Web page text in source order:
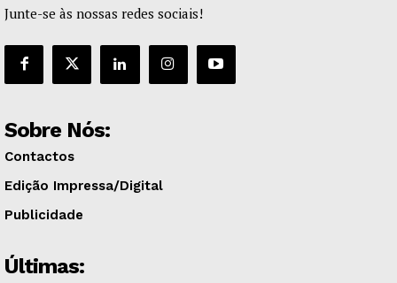
Junte-se às nossas redes sociais!
Sobre Nós:
Contactos
Edição Impressa/Digital
Publicidade
Últimas: